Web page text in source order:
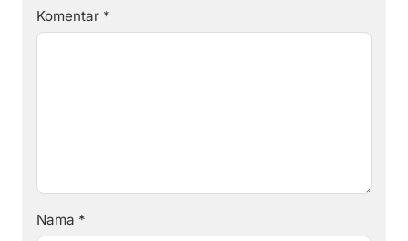
Komentar *
Nama *